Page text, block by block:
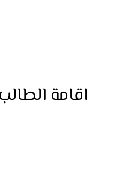
اقامة